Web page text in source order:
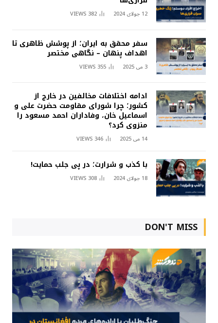
12 جولای 2024 382
VIEWS
سفر محقق به ایران؛ از پوشش ظاهری تا
اهداف پنهان – نگاهی مختصر
3 می 2025 355
VIEWS
ادامه اختلافات مخالفین در خارج از
کشور؛ چرا شورای مقاومت حضرت علی و
اسماعیل خان، وفاداران احمد مسعود را
منزوی کرد؟
14 می 2025 346
VIEWS
با کذب و شرارت؛ در پی جلب حمایت!
18 جولای 2024 308
VIEWS
DON'T MISS